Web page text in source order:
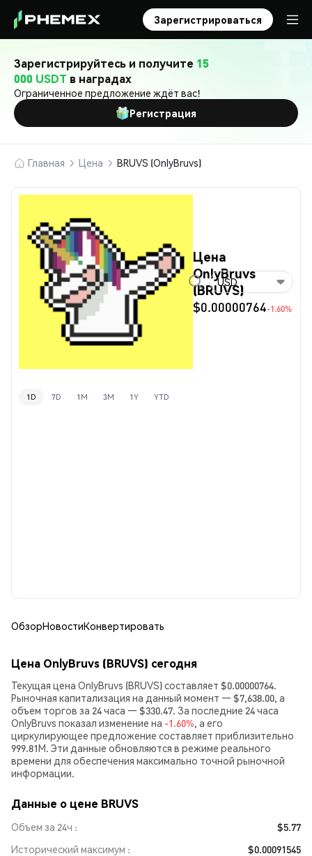
Зарегистрироваться
Зарегистрируйтесь и получите 15
000 USDT в наградах
Ограниченное предложение ждёт вас!
Регистрация
Главная Цена BRUVS (OnlyBruvs)
Цена
OnlyBruvs
(BRUVS)
$0.00000764-1.60%
USD
1D 7D 1M 3M 1Y YTD
ОбзорНовостиКонвертировать
Цена OnlyBruvs (BRUVS) сегодня
Текущая цена OnlyBruvs (BRUVS) составляет $0.00000764.
Рыночная капитализация на данный момент — $7,638.00, а
объем торгов за 24 часа — $330.47. За последние 24 часа
OnlyBruvs показал изменение на -1.60%, а его
циркулирующее предложение составляет приблизительно
999.81M. Эти данные обновляются в режиме реального
времени для обеспечения максимально точной рыночной
информации.
Данные о цене BRUVS
Объем за 24ч
$5.77
Исторический максимум
$0.00091545